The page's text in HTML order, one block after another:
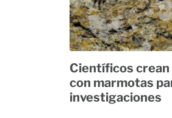
Científicos crean
con marmotas
investigaciones